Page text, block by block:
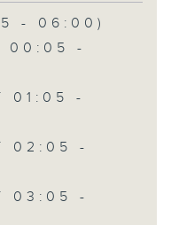
- 06:00)
00:05 -
01:05 -
02:05 -
03:05 -